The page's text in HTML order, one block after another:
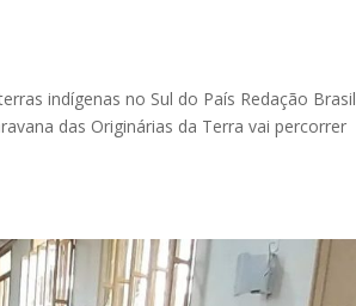
indígenas no Sul do País Redação Brasil
das Originárias da Terra vai percorrer